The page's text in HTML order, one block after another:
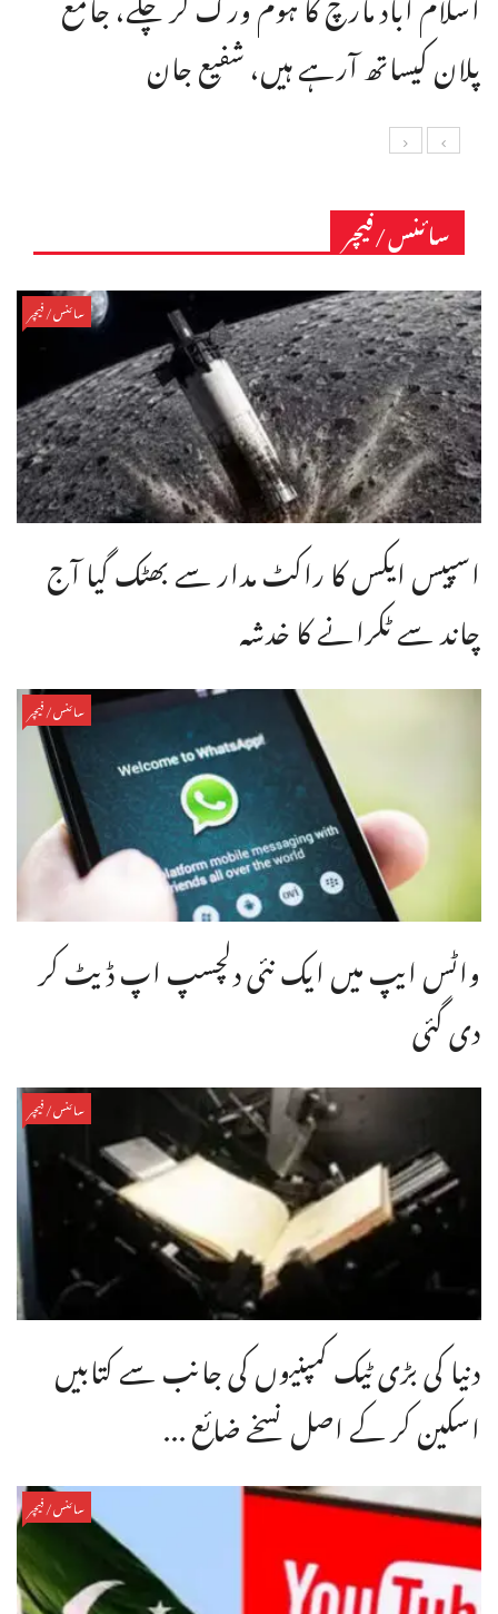
پلان کیساتھ آرہے ہیں، شفیع جان
سائنس/فیچر
سائنس/فیچر
اسپیس ایکس کا راکٹ مدار سے بھٹک گیا آج
چاند سے ٹکرانے کا خدشہ
سائنس/فیچر
واٹس ایپ میں ایک نئی دلچسپ اپ ڈیٹ کر
دی گئی
سائنس/فیچر
دنیا کی بڑی ٹیک کمپنیوں کی جانب سے کتابیں
اسکین کر کے اصل نسخے ضائع ...
سائنس/فیچر